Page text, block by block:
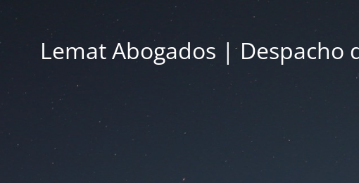
Lemat Abogados | Despacho